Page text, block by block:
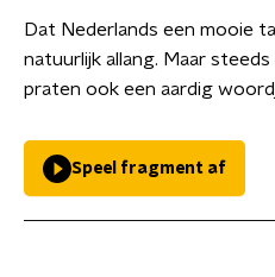
Dat Nederlands een mooie
natuurlijk allang. Maar
praten ook een aardig
Speel fragment af